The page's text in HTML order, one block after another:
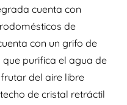
cuenta con
de
con un grifo de
purifica el agua de
del aire libre
de cristal retráctil